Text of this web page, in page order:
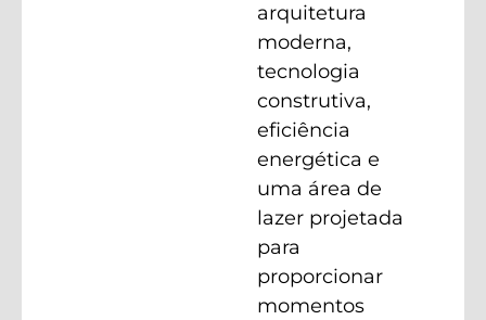
arquitetura
moderna,
tecnologia
construtiva,
eficiência
energética e
uma área de
lazer projetada
para
proporcionar
momentos